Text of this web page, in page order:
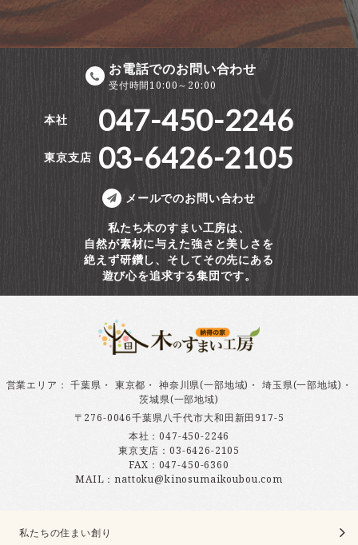
お電話でのお問い合わせ
受付時間10:00～20:00
本社 047-450-2246
東京支店 03-6426-2105
メールでのお問い合わせ
私たち木のすまい工房は、
自然が素材に与えた強さと美しさを
絶えず研鑽し、そしてその先にある
遊び心を追求する集団です。
営業エリア ：千葉県 ・ 東京都 ・ 神奈川県(一部地域) ・ 埼玉県(一部地域) ・
茨城県(一部地域)
〒276-0046千葉県八千代市大和田新田917-5
本社：047-450-2246
東京支店：03-6426-2105
FAX：047-450-6360
MAIL：nattoku@kinosumaikoubou.com
私たちの住まい創り